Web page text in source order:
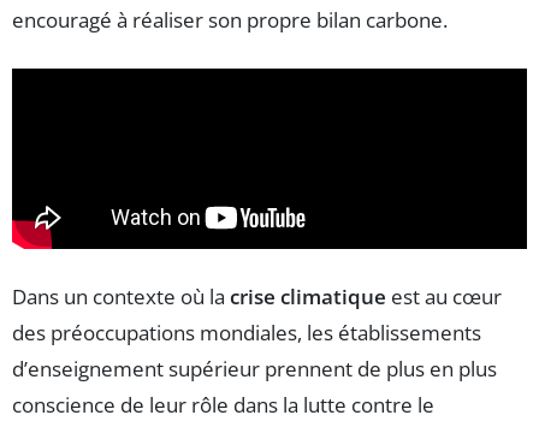
encouragé à réaliser son propre bilan carbone.
Dans un contexte où la crise climatique est au cœur
des préoccupations mondiales, les établissements
d’enseignement supérieur prennent de plus en plus
conscience de leur rôle dans la lutte contre le